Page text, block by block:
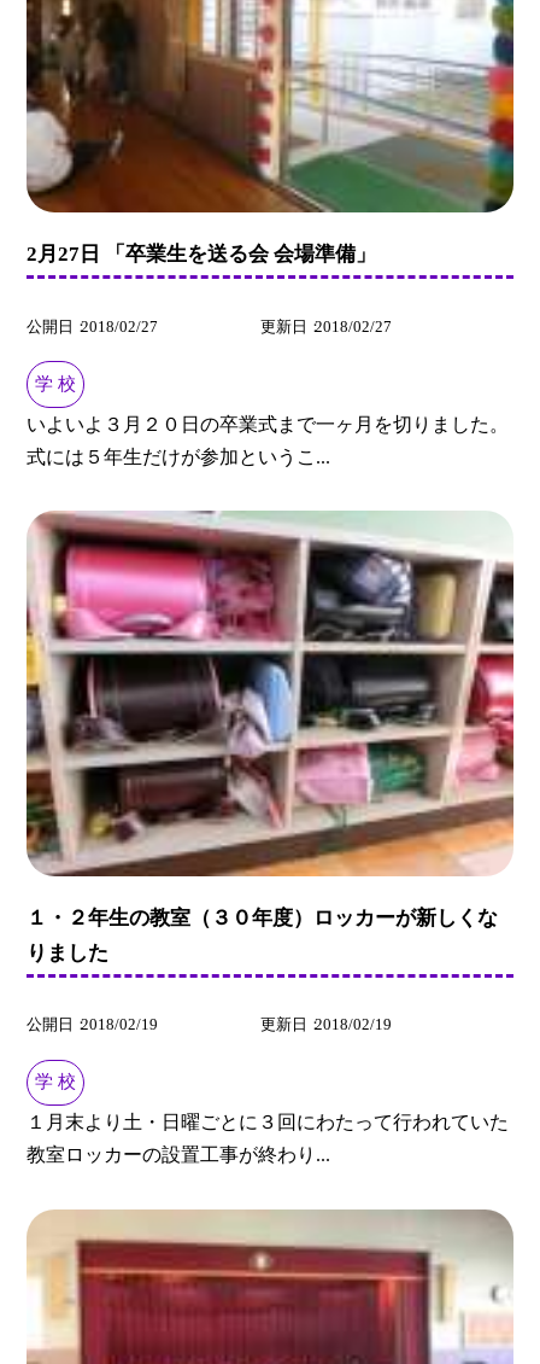
2月27日 「卒業生を送る会 会場準備」
公開日 2018/02/27 更新日 2018/02/27
学 校
いよいよ３月２０日の卒業式まで一ヶ月を切りました。
式には５年生だけが参加というこ...
１・２年生の教室（３０年度）ロッカーが新しくな
りました
公開日 2018/02/19 更新日 2018/02/19
学 校
１月末より土・日曜ごとに３回にわたって行われていた
教室ロッカーの設置工事が終わり...